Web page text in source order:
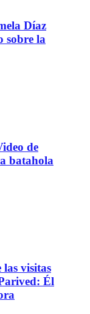
Díaz
sobre la
de
batahola
las visitas
Él